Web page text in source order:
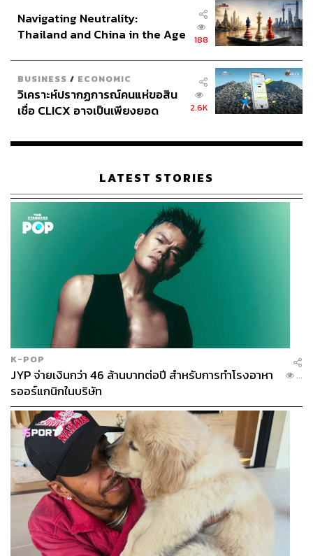
โดยได้รวบรวมศิลปินสตรีทอาร์ตชื่อดังของไทยซึ่งมีชื่อ
เสียงในต่างประเทศ ทั้งแนวกราฟิตี้ อิลลัสเตรชัน ดรอว์อิ้ง
และเพนต์ติ้ง รวมทั้งสิ้น 13 ศิลปิน ประกอบด้วย P7 หรือ พีระ
พงศ์ ลิ้มธรรมรงค์, รักกิจ ควรหาเวช, เมธี น้อยจินดา, ยุรี เกน
สาคู, จักรกฤษณ์ อนันตกุล, TRK, Pruch Sintunava, Peap
Tarr &Lisa Mam, Mauy, JECK, Floyd, และชาญณรงค์ ขลุก
เอียด มาร่วมสร้างสีสันให้กับอินสตอลเลชันอาร์ตบนใบบัว ซึ่ง
เป็นการรวมตัวของศิลปินสตรีทอาร์ตชั้นนำของไทยครั้งยิ่ง
ใหญ่ที่สุดครั้งหนึ่ง
ฟังเสียงสะท้อนจากประชาชนต่อทางเชื่อมแห่งนี้
THE STANDARD ได้ลงพื้นที่พูดคุยกับตัวแทนกลุ่มพันธ
มิตพลังสยาม ได้ข้อมูลที่มาที่ไป และเหตุผลของการก่อสร้าง
แล้ว คราวนี้ลองไปฟังเสียงของประชาชนที่มาใช้บริการพื้นที่
ตรงนี้ดูบ้างว่าคิดอย่างไร
Navigating Neutrality:
Thailand and China in the Age
188
BUSINESS / ECONOMIC
วิเคราะห์ปรากฏการณ์คนแห่ขอสิน
เชื่อ CLICX อาจเป็นเพียงยอด
เรือนไทยที่ถูกซุกไว้
2.6K
LATEST STORIES
K-POP
JYP จ่ายเงินกว่า 46 ล้านบาทต่อปี สำหรับการทำโรงอาหา
รออร์แกนิกในบริษัท
...